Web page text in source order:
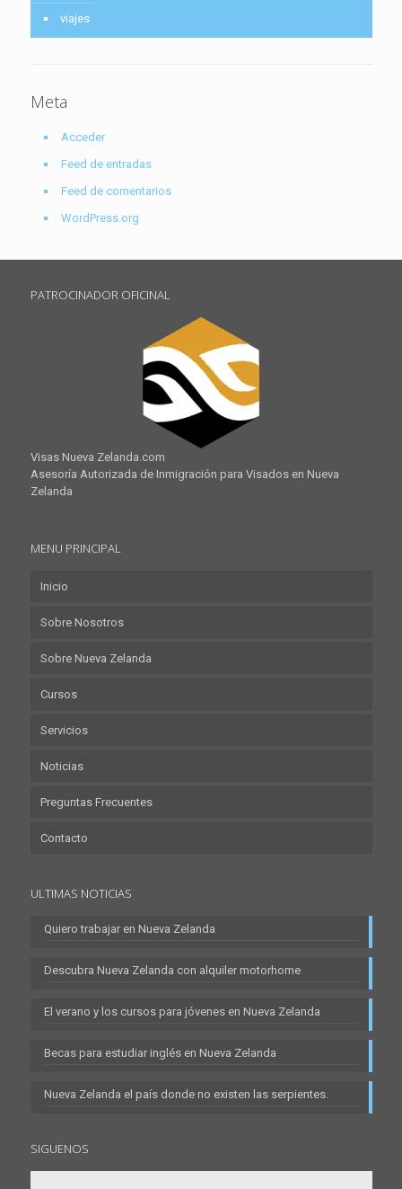
viajes
Meta
Acceder
Feed de entradas
Feed de comentarios
WordPress.org
PATROCINADOR OFICINAL
Visas Nueva Zelanda.com
Asesoría Autorizada de Inmigración para Visados en Nueva
Zelanda
MENU PRINCIPAL
Inicio
Sobre Nosotros
Sobre Nueva Zelanda
Cursos
Servicios
Noticias
Preguntas Frecuentes
Contacto
ULTIMAS NOTICIAS
Quiero trabajar en Nueva Zelanda
Descubra Nueva Zelanda con alquiler motorhome
El verano y los cursos para jóvenes en Nueva Zelanda
Becas para estudiar inglés en Nueva Zelanda
Nueva Zelanda el país donde no existen las serpientes.
SIGUENOS